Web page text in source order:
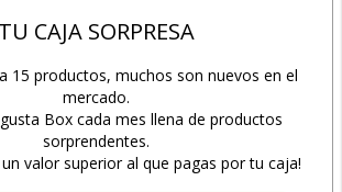
TU CAJA SORPRESA
15 productos, muchos son nuevos en el
mercado.
Box cada mes llena de productos
sorprendentes.
valor superior al que pagas por tu caja!